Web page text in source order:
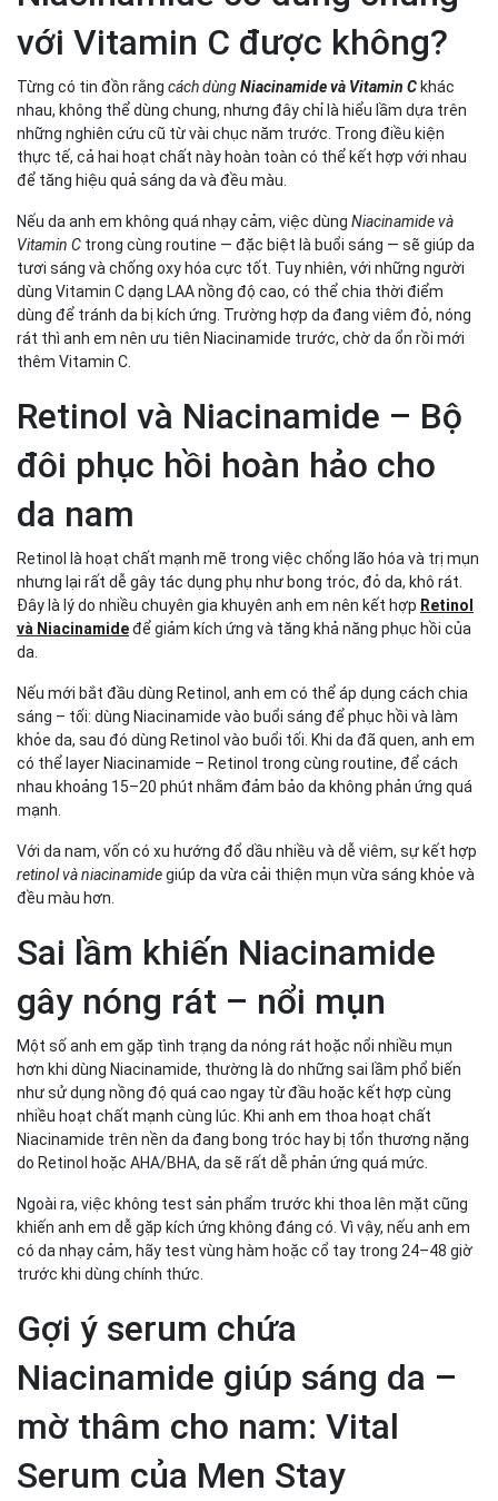
với Vitamin C được không?
Từng có tin đồn rằng cách dùngNiacinamide và Vitamin Ckhác
nhau, không thể dùng chung, nhưng đây chỉ là hiểu lầm dựa trên
những nghiên cứu cũ từ vài chục năm trước. Trong điều kiện
thực tế, cả hai hoạt chất này hoàn toàn có thể kết hợp với nhau
để tăng hiệu quả sáng da và đều màu.
Nếu da anh em không quá nhạy cảm, việc dùng Niacinamide và
Vitamin C trong cùng routine — đặc biệt là buổi sáng — sẽ giúp da
tươi sáng và chống oxy hóa cực tốt. Tuy nhiên, với những người
dùng Vitamin C dạng LAA nồng độ cao, có thể chia thời điểm
dùng để tránh da bị kích ứng. Trường hợp da đang viêm đỏ, nóng
rát thì anh em nên ưu tiên Niacinamide trước, chờ da ổn rồi mới
thêm Vitamin C.
Retinol và Niacinamide – Bộ
đôi phục hồi hoàn hảo cho
da nam
Retinol là hoạt chất mạnh mẽ trong việc chống lão hóa và trị mụn
nhưng lại rất dễ gây tác dụng phụ như bong tróc, đỏ da, khô rát.
Đây là lý do nhiều chuyên gia khuyên anh em nên kết hợp Retinol
và Niacinamideđể giảm kích ứng và tăng khả năng phục hồi của
da.
Nếu mới bắt đầu dùng Retinol, anh em có thể áp dụng cách chia
sáng – tối: dùng Niacinamide vào buổi sáng để phục hồi và làm
khỏe da, sau đó dùng Retinol vào buổi tối. Khi da đã quen, anh em
có thể layer Niacinamide – Retinol trong cùng routine, để cách
nhau khoảng 15–20 phút nhằm đảm bảo da không phản ứng quá
mạnh.
Với da nam, vốn có xu hướng đổ dầu nhiều và dễ viêm, sự kết hợp
retinol và niacinamidegiúp da vừa cải thiện mụn vừa sáng khỏe và
đều màu hơn.
Sai lầm khiến Niacinamide
gây nóng rát – nổi mụn
Một số anh em gặp tình trạng da nóng rát hoặc nổi nhiều mụn
hơn khi dùng Niacinamide, thường là do những sai lầm phổ biến
như sử dụng nồng độ quá cao ngay từ đầu hoặc kết hợp cùng
nhiều hoạt chất mạnh cùng lúc. Khi anh em thoa hoạt chất
Niacinamide trên nền da đang bong tróc hay bị tổn thương nặng
do Retinol hoặc AHA/BHA, da sẽ rất dễ phản ứng quá mức.
Ngoài ra, việc không test sản phẩm trước khi thoa lên mặt cũng
khiến anh em dễ gặp kích ứng không đáng có. Vì vậy, nếu anh em
có da nhạy cảm, hãy test vùng hàm hoặc cổ tay trong 24–48 giờ
trước khi dùng chính thức.
Gợi ý serum chứa
Niacinamide giúp sáng da –
mờ thâm cho nam: Vital
Serum của Men Stay